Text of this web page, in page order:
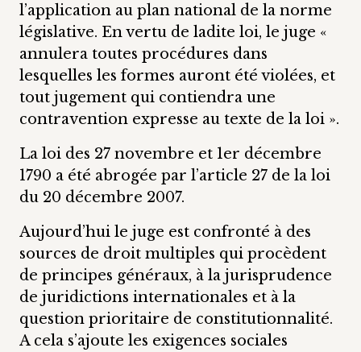
l’application au plan national de la norme
législative. En vertu de ladite loi, le juge «
annulera toutes procédures dans
lesquelles les formes auront été violées, et
tout jugement qui contiendra une
contravention expresse au texte de la loi ».
La loi des 27 novembre et 1er décembre
1790 a été abrogée par l’article 27 de la loi
du 20 décembre 2007.
Aujourd’hui le juge est confronté à des
sources de droit multiples qui procèdent
de principes généraux, à la jurisprudence
de juridictions internationales et à la
question prioritaire de constitutionnalité.
A cela s’ajoute les exigences sociales